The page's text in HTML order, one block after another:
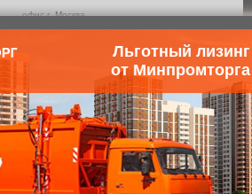
офис г. Москва
100-7400
по России бесплатный!
звонок
техники
Запчасти для коммунальной техники
машинам
Льготный лизинг
от Минпромторга